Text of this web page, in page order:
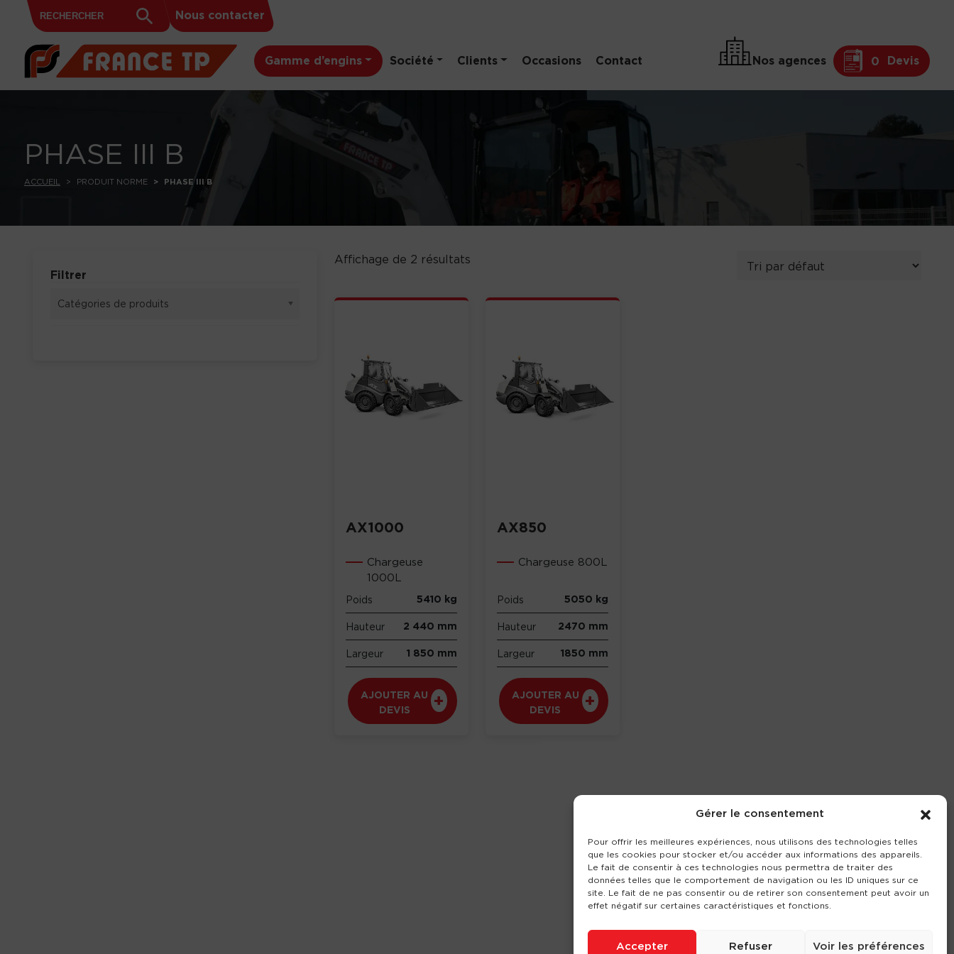
Gérer le consentement
Pour offrir les meilleures expériences, nous utilisons des technologies telles
que les cookies pour stocker et/ou accéder aux informations des appareils.
Le fait de consentir à ces technologies nous permettra de traiter des
données telles que le comportement de navigation ou les ID uniques sur ce
site. Le fait de ne pas consentir ou de retirer son consentement peut avoir un
effet négatif sur certaines caractéristiques et fonctions.
Accepter Refuser Voir les préférences
Skip to content
Search
for:
Search
Button
Nous contacter
Gamme d’engins Société Clients Occasions Contact Nos agences 0 Devis
PHASE III B
ACCUEIL PRODUIT NORME PHASE III B
Filtrer
Catégories de produits
Affichage de 2 résultats
AX1000
Chargeuse
1000L
Poids 5410 kg
Hauteur 2 440 mm
Largeur 1 850 mm
AJOUTER AU
DEVIS
AX850
Chargeuse 800L
Poids 5050 kg
Hauteur 2470 mm
Largeur 1850 mm
AJOUTER AU
DEVIS